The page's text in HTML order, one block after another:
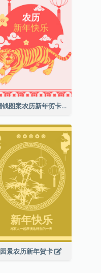
铜钱图案农历新年贺卡
园景农历新年贺卡